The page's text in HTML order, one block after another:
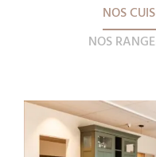
NOS
NOS